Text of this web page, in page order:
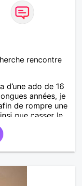
rencontre
d’une ado de 16
années, je
de rompre une
que casser le
décliner en des
fera son
philosophe